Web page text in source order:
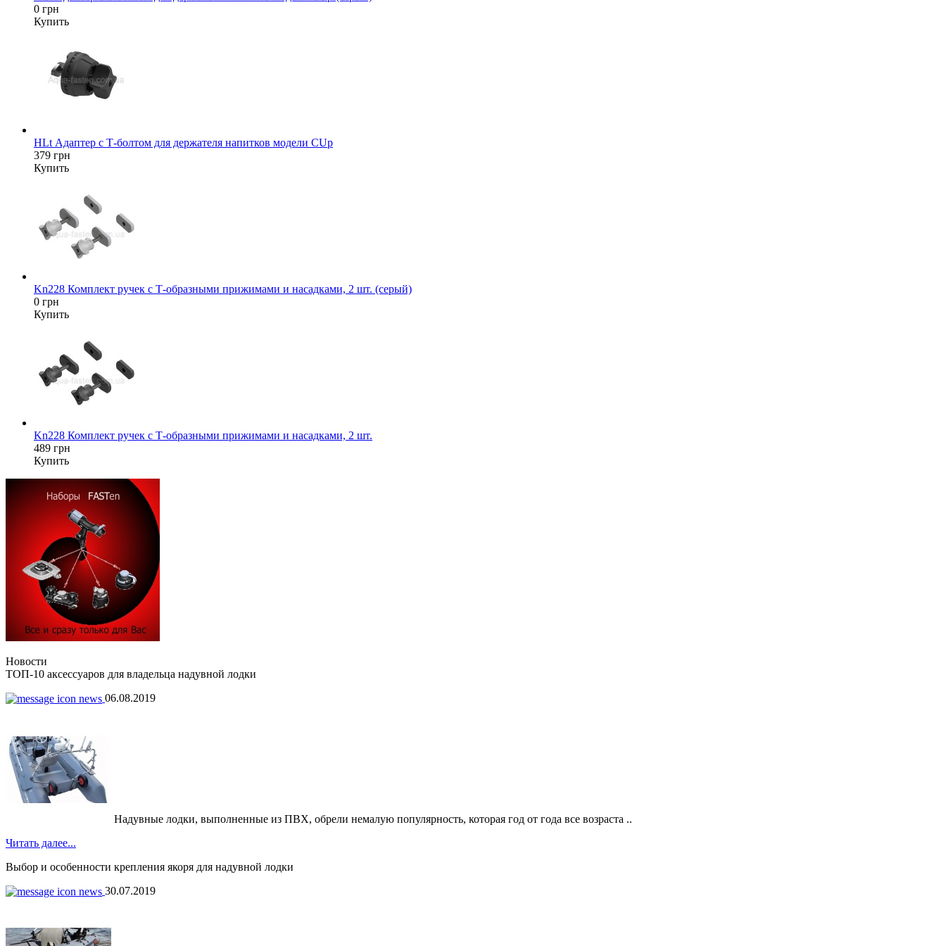
0 грн
Купить
HLt Адаптер c Т-болтом для держателя напитков модели CUp
379 грн
Купить
Kn228 Комплект ручек с Т-образными прижимами и насадками, 2 шт. (серый)
0 грн
Купить
Kn228 Комплект ручек с Т-образными прижимами и насадками, 2 шт.
489 грн
Купить
Новости
ТОП-10 аксессуаров для владельца надувной лодки
06.08.2019
Надувные лодки, выполненные из ПВХ, обрели немалую популярность, которая год от года все возраста ..
Читать далее...
Выбор и особенности крепления якоря для надувной лодки
30.07.2019